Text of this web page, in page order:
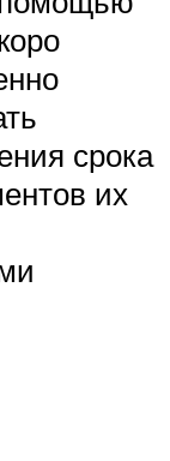
срока
их